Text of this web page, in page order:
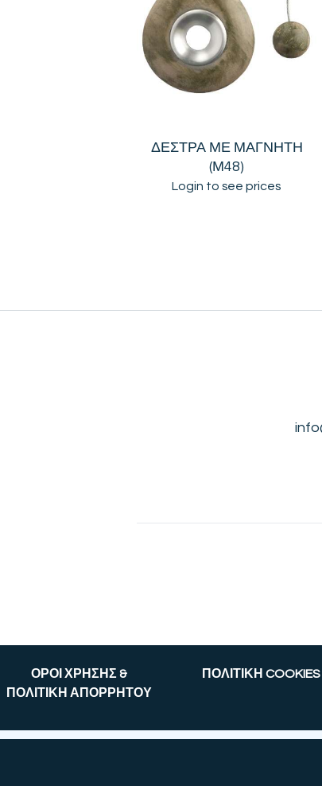
ΔΕΣΤΡΑ ΜΕ ΜΑΓΝΗΤΗ
(Μ48)
Login to see prices
ΟΡΟΙ ΧΡΗΣΗΣ &
ΠΟΛΙΤΙΚΗ ΑΠΟΡΡΗΤΟΥ
ΠΟΛΙΤΙΚΗ COOKIES